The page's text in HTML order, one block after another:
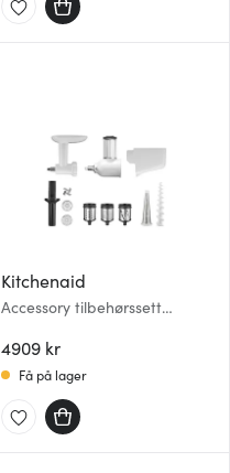
Kitchenaid
Accessory tilbehørssett
hvit/blank
4909 kr
Få på lager